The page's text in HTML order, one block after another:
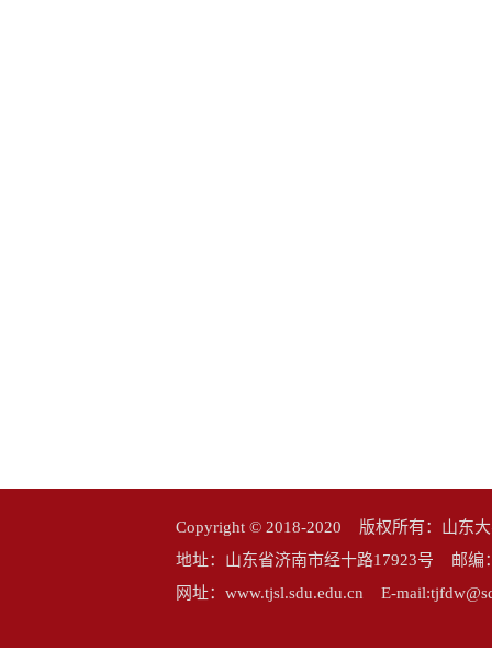
Copyright © 2018-2020 版权所有：山东
地址：山东省济南市经十路17923号 邮
网址：www.tjsl.sdu.edu.cn E-